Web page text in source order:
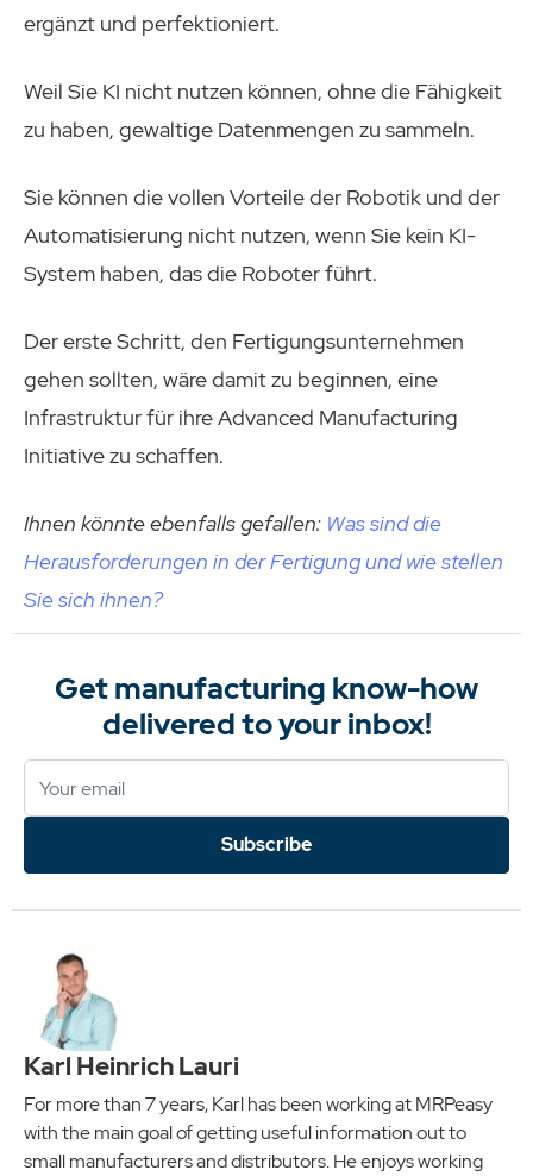
ergänzt und perfektioniert.
Weil Sie KI nicht nutzen können, ohne die Fähigkeit
zu haben, gewaltige Datenmengen zu sammeln.
Sie können die vollen Vorteile der Robotik und der
Automatisierung nicht nutzen, wenn Sie kein KI-
System haben, das die Roboter führt.
Der erste Schritt, den Fertigungsunternehmen
gehen sollten, wäre damit zu beginnen, eine
Infrastruktur für ihre Advanced Manufacturing
Initiative zu schaffen.
Ihnen könnte ebenfalls gefallen: Was sind die
Herausforderungen in der Fertigung und wie stellen
Sie sich ihnen?
Get manufacturing know-how
delivered to your inbox!
Subscribe
Karl Heinrich Lauri
For more than 7 years, Karl has been working at MRPeasy
with the main goal of getting useful information out to
small manufacturers and distributors. He enjoys working